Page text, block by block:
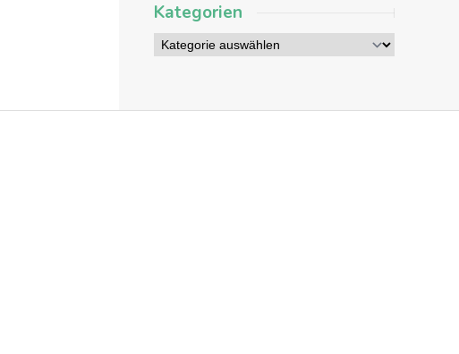
Kategorien